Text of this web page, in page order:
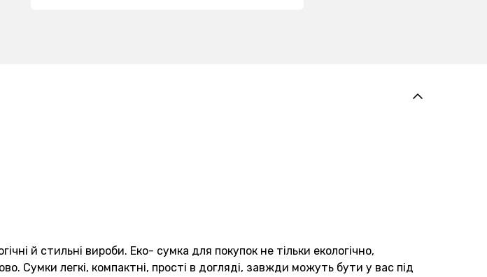
й стильні вироби. Еко- сумка для покупок не тільки екологічно,
Сумки легкі, компактні, прості в догляді, завжди можуть бути у вас під